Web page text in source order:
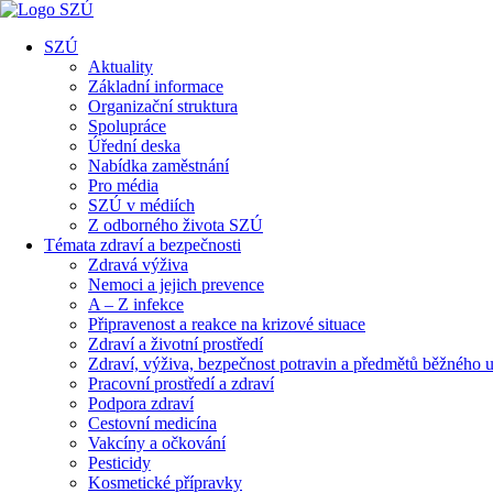
SZÚ
Aktuality
Základní informace
Organizační struktura
Spolupráce
Úřední deska
Nabídka zaměstnání
Pro média
SZÚ v médiích
Z odborného života SZÚ
Témata zdraví a bezpečnosti
Zdravá výživa
Nemoci a jejich prevence
A – Z infekce
Připravenost a reakce na krizové situace
Zdraví a životní prostředí
Zdraví, výživa, bezpečnost potravin a předmětů běžného
Pracovní prostředí a zdraví
Podpora zdraví
Cestovní medicína
Vakcíny a očkování
Pesticidy
Kosmetické přípravky